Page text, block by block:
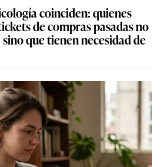
coinciden: quienes
de compras pasadas no
que tienen necesidad de